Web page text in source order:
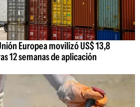
Europea movilizó US$ 13,8
12 semanas de aplicación